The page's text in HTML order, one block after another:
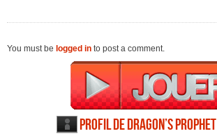
You must be logged in to post a comment.
Profil de Dragon’s Prophet